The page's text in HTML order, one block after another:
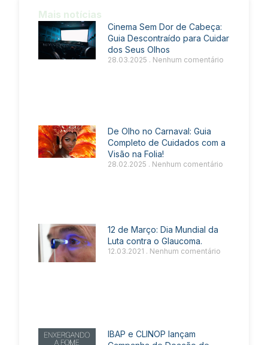
Mais notícias
Cinema Sem Dor de Cabeça:
Guia Descontraído para Cuidar
dos Seus Olhos
28.03.2025 Nenhum comentário
De Olho no Carnaval: Guia
Completo de Cuidados com a
Visão na Folia!
28.02.2025 Nenhum comentário
12 de Março: Dia Mundial da
Luta contra o Glaucoma.
12.03.2021 Nenhum comentário
IBAP e CLINOP lançam